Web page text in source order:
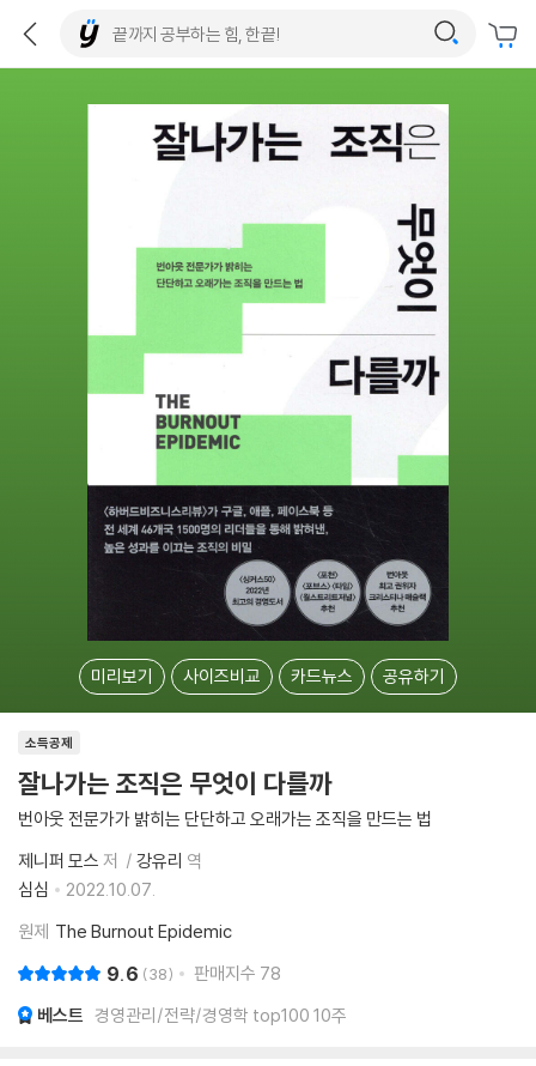
미리보기 사이즈비교 카드뉴스 공유하기
소득공제
잘나가는 조직은 무엇이 다를까
번아웃 전문가가 밝히는 단단하고 오래가는 조직을 만드는 법
제니퍼 모스 저 강유리 역
심심
2022.10.07.
원제 The Burnout Epidemic
9.6 38 판매지수 78
베스트 경영관리/전략/경영학 top100 10주